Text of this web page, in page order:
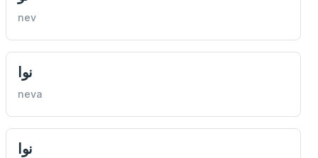
nev
نوا
neva
نوا